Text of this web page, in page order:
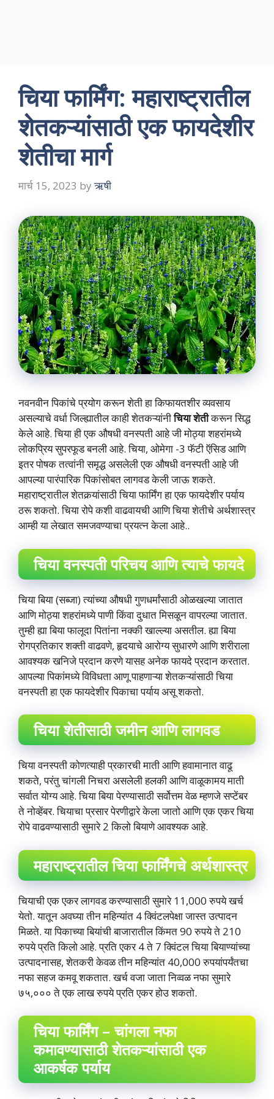
चिया फार्मिंग: महाराष्ट्रातील
शेतकऱ्यांसाठी एक फायदेशीर
शेतीचा मार्ग
मार्च 15, 2023 byऋषी
नवनवीन पिकांचे प्रयोग करून शेती हा किफायतशीर व्यवसाय
असल्याचे वर्धा जिल्ह्यातील काही शेतकऱ्यांनीचिया शेतीकरून सिद्ध
केले आहे. चिया ही एक औषधी वनस्पती आहे जी मोठ्या शहरांमध्ये
लोकप्रिय सुपरफूड बनली आहे. चिया, ओमेगा -3 फॅटी ऍसिड आणि
इतर पोषक तत्वांनी समृद्ध असलेली एक औषधी वनस्पती आहे जी
आपल्या पारंपारिक पिकांसोबत लागवड केली जाऊ शकते.
महाराष्ट्रातील शेतकर्‍यांसाठी चिया फार्मिंग हा एक फायदेशीर पर्याय
ठरू शकतो. चिया रोपे कशी वाढवायची आणि चिया शेतीचे अर्थशास्त्र
आम्ही या लेखात समजवण्याचा प्रयत्न केला आहे..
चिया वनस्पती परिचय आणि त्याचे फायदे
चिया बिया (सब्जा) त्यांच्या औषधी गुणधर्मांसाठी ओळखल्या जातात
आणि मोठ्या शहरांमध्ये पाणी किंवा दुधात मिसळून वापरल्या जातात.
तुम्ही ह्या बिया फालूदा पितांना नक्की खाल्ल्या असतील. ह्या बिया
रोगप्रतिकार शक्ती वाढवणे, हृदयाचे आरोग्य सुधारणे आणि शरीराला
आवश्यक खनिजे प्रदान करणे यासह अनेक फायदे प्रदान करतात.
आपल्या पिकांमध्ये विविधता आणू पाहणाऱ्या शेतकऱ्यांसाठी चिया
वनस्पती हा एक फायदेशीर पिकाचा पर्याय असू शकतो.
चिया शेतीसाठी जमीन आणि लागवड
चिया वनस्पती कोणत्याही प्रकारची माती आणि हवामानात वाढू
शकते, परंतु चांगली निचरा असलेली हलकी आणि वाळूकामय माती
सर्वात योग्य आहे. चिया बिया पेरण्यासाठी सर्वोत्तम वेळ म्हणजे सप्टेंबर
ते नोव्हेंबर. चियाचा प्रसार पेरणीद्वारे केला जातो आणि एक एकर चिया
रोपे वाढवण्यासाठी सुमारे 2 किलो बियाणे आवश्यक आहे.
महाराष्ट्रातील चिया फार्मिंगचे अर्थशास्त्र
चियाची एक एकर लागवड करण्यासाठी सुमारे 11,000 रुपये खर्च
येतो. यातून अवघ्या तीन महिन्यांत 4 क्विंटलपेक्षा जास्त उत्पादन
मिळते. या पिकाच्या बियांची बाजारातील किंमत 90 रुपये ते 210
रुपये प्रति किलो आहे. प्रति एकर 4 ते 7 क्विंटल चिया बियाण्यांच्या
उत्पादनासह, शेतकरी केवळ तीन महिन्यांत 40,000 रुपयांपर्यंतचा
नफा सहज कमवू शकतात. खर्च वजा जाता निव्वळ नफा सुमारे
७५,००० ते एक लाख रुपये प्रति एकर होउ शकतो.
चिया फार्मिंग – चांगला नफा
कमावण्यासाठी शेतकऱ्यांसाठी एक
आकर्षक पर्याय